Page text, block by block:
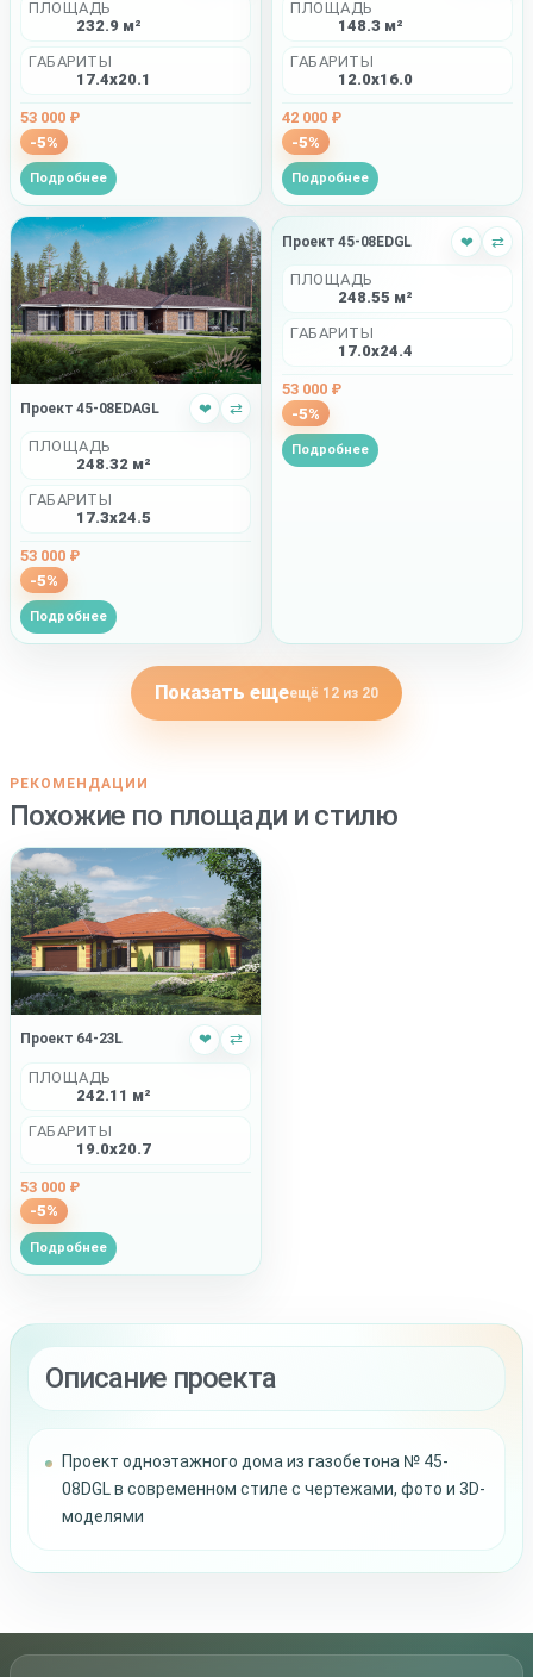
ПЛОЩАДЬ
232.9 м²
ГАБАРИТЫ
17.4x20.1
53 000 ₽
-5%
Подробнее
ПЛОЩАДЬ
148.3 м²
ГАБАРИТЫ
12.0x16.0
42 000 ₽
-5%
Подробнее
Проект 45-08EDAGL ❤ ⇄
ПЛОЩАДЬ
248.32 м²
ГАБАРИТЫ
17.3x24.5
53 000 ₽
-5%
Подробнее
Проект 45-08EDGL ❤ ⇄
ПЛОЩАДЬ
248.55 м²
ГАБАРИТЫ
17.0x24.4
53 000 ₽
-5%
Подробнее
Показать ещеещё 12 из 20
РЕКОМЕНДАЦИИ
Похожие по площади и стилю
Проект 64-23L ❤ ⇄
ПЛОЩАДЬ
242.11 м²
ГАБАРИТЫ
19.0x20.7
53 000 ₽
-5%
Подробнее
Описание проекта
Проект одноэтажного дома из газобетона № 45-
08DGL в современном стиле с чертежами, фото и 3D-
моделями